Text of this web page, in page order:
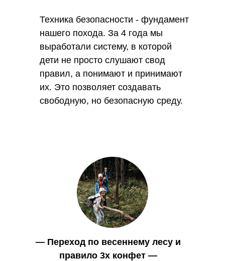
Техника безопасности - фундамент
нашего похода. За 4 года мы
выработали систему, в которой
дети не просто слушают свод
правил, а понимают и принимают
их. Это позволяет создавать
свободную, но безопасную среду.
— Переход по весеннему лесу и
правило 3х конфет —